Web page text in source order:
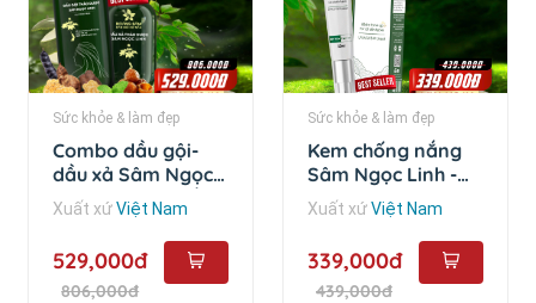
Sức khỏe & làm đẹp
Combo dầu gội-
dầu xả Sâm Ngọc
Linh - Combo dầu
gội - dầu xả
Xuất xứViệt Nam
529,000đ
806,000đ
Sức khỏe & làm đẹp
Kem chống nắng
Sâm Ngọc Linh -
50ml
Xuất xứViệt Nam
339,000đ
439,000đ